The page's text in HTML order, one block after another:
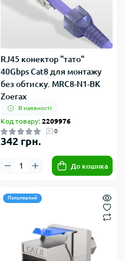
RJ45 конектор "тато"
40Gbps Cat8 для монтажу
без обтиску. MRC8-N1-BK
Zoerax
В наявності
Код товару: 2209976
0
342 грн.
До кошика
Популярний